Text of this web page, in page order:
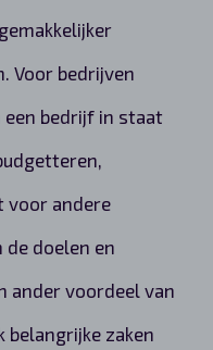
Voor bedrijven
bedrijf in staat
voor andere
de doelen en
ander voordeel van
belangrijke zaken